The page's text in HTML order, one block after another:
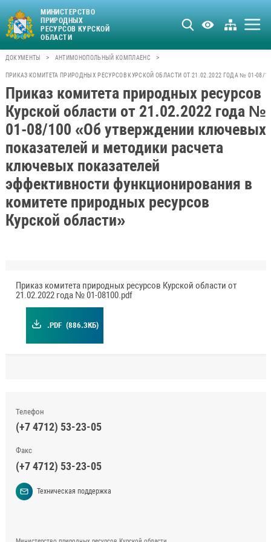
МИНИСТЕРСТВО
ПРИРОДНЫХ
РЕСУРСОВ КУРСКОЙ
ОБЛАСТИ
ДОКУМЕНТЫ > АНТИМОНОПОЛЬНЫЙ КОМПЛАЕНС >
ПРИКАЗ КОМИТЕТА ПРИРОДНЫХ РЕСУРСОВ КУРСКОЙ ОБЛАСТИ ОТ 21.02.2022 ГОДА № 01-
Приказ комитета природных ресурсов
Курской области от 21.02.2022 года №
01-08/100 «Об утверждении ключевых
показателей и методики расчета
ключевых показателей
эффективности функционирования в
комитете природных ресурсов
Курской области»
Приказ комитета природных ресурсов Курской области от
21.02.2022 года № 01-08100.pdf
.PDF (886.3КБ)
Телефон
(+7 4712) 53-23-05
Факс
(+7 4712) 53-23-05
Техническая поддержка